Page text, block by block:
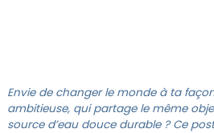
Envie de changer le monde à ta
ambitieuse, qui partage le même
source d’eau douce durable ? Ce